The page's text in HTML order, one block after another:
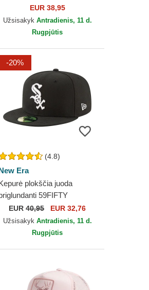
on Black New York Yankees
MLB New Era
EUR 38,95
Užsisakyk Antradienis, 11 d.
Rugpjūtis
-20%
(4.8)
Era
plokščia juoda
59FIFTY
Authentic On Field Game
Chicago White Sox MLB
EUR40,95 EUR 32,76
Užsisakyk Antradienis, 11 d.
Rugpjūtis